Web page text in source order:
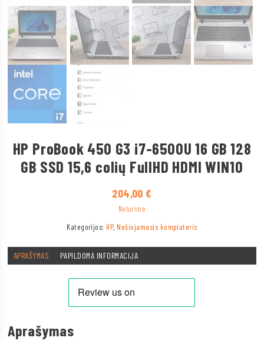
HP ProBook 450 G3 i7-6500U 16 GB 128
GB SSD 15,6 colių FullHD HDMI WIN10
204,00€
Neturime
Kategorijos: HP, Nešiojamasis kompiuteris
APRAŠYMAS PAPILDOMA INFORMACIJA
Aprašymas